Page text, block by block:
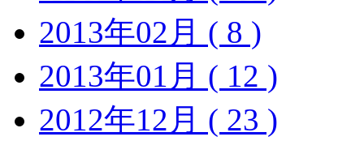
2013年02月 ( 8 )
2013年01月 ( 12 )
2012年12月 ( 23 )